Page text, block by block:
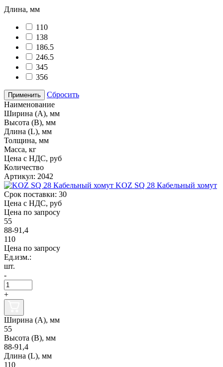
Длина, мм
110
138
186.5
246.5
345
356
Применить
Сбросить
Наименование
Ширина (А), мм
Высота (В), мм
Длина (L), мм
Толщина, мм
Масса, кг
Цена с НДС, руб
Количество
Артикул: 2042
KOZ SQ 28 Кабельный хомут
Срок поставки: 30
Цена с НДС, руб
Цена по запросу
55
88-91,4
110
Цена по запросу
Ед.изм.:
шт.
-
+
Ширина (А), мм
55
Высота (В), мм
88-91,4
Длина (L), мм
110